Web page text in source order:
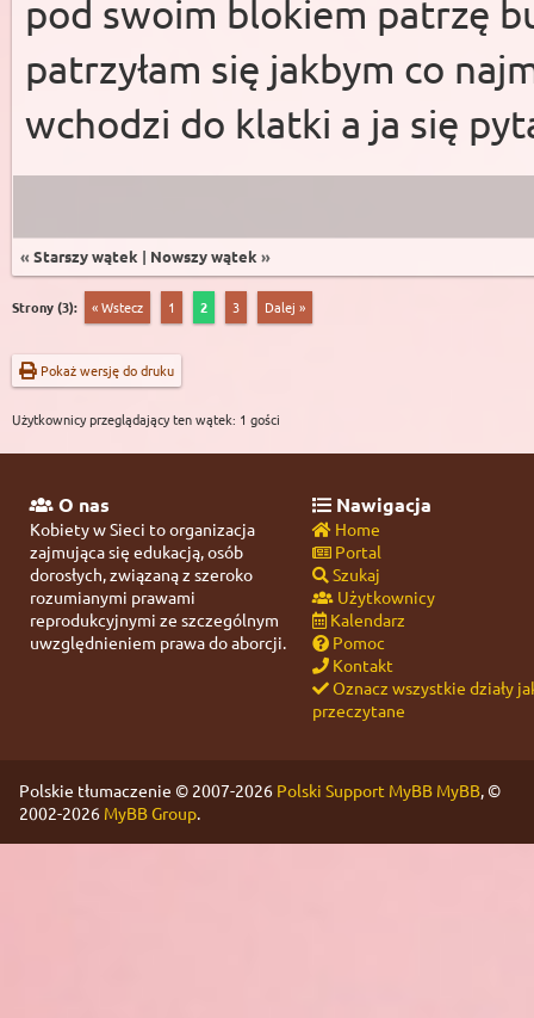
pod swoim blokiem patrzę
patrzyłam się jakbym co
wchodzi do klatki a ja się
« Starszy wątek | Nowszy wątek »
Strony (3): « Wstecz 1 2 3 Dalej »
Pokaż wersję do druku
Użytkownicy przeglądający ten wątek: 1 gości
O nas
Kobiety w Sieci to organizacja
zajmująca się edukacją, osób
dorosłych, związaną z szeroko
rozumianymi prawami
reprodukcyjnymi ze szczególnym
uwzględnieniem prawa do aborcji.
Nawigacja
Home
Portal
Szukaj
Użytkownicy
Kalendarz
Pomoc
Kontakt
Oznacz wszystkie działy
przeczytane
Polskie tłumaczenie © 2007-2026 Polski Support MyBB MyBB, ©
2002-2026 MyBB Group.